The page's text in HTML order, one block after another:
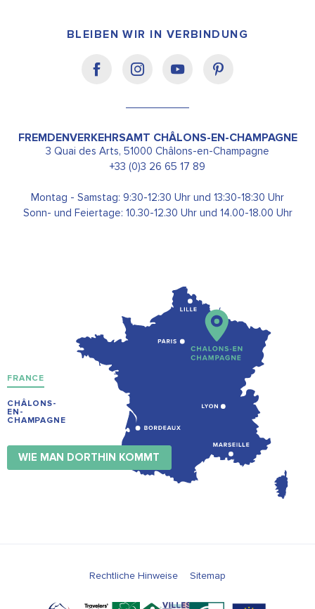
BLEIBEN WIR IN VERBINDUNG
FREMDENVERKEHRSAMT CHÂLONS-EN-CHAMPAGNE
3 Quai des Arts, 51000 Châlons-en-Champagne
+33 (0)3 26 65 17 89
Montag - Samstag: 9:30-12:30 Uhr und 13:30-18:30 Uhr
Sonn- und Feiertage: 10.30-12.30 Uhr und 14.00-18.00 Uhr
FRANCE
CHÂLONS-
EN-
CHAMPAGNE
WIE MAN DORTHIN KOMMT
Rechtliche Hinweise Sitemap